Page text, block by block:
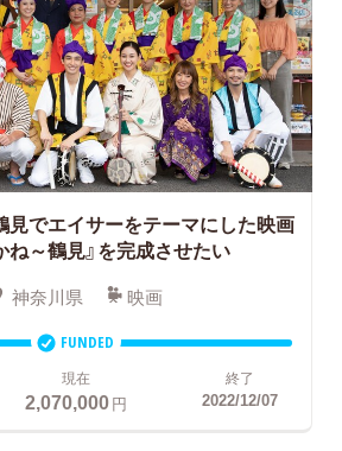
見でエイサーをテーマにした映画
ね～鶴見』を完成させたい
神奈川県 映画
FUNDED
現在
2,070,000円
終了
2022/12/07